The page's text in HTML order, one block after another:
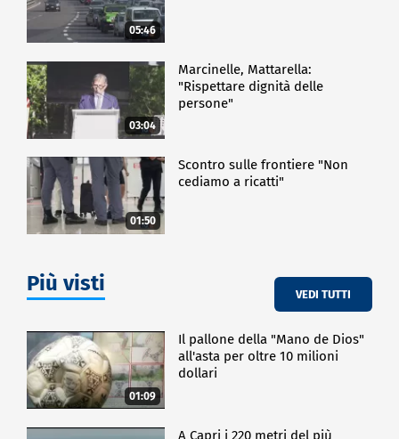
05:46
03:04
Marcinelle, Mattarella:
"Rispettare dignità delle
persone"
01:50
Scontro sulle frontiere "Non
cediamo a ricatti"
Più visti VEDI TUTTI
01:09
Il pallone della "Mano de Dios"
all'asta per oltre 10 milioni
dollari
A Capri i 220 metri del più